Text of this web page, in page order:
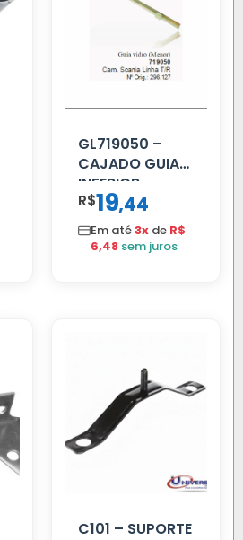
GL719050 –
CAJADO GUIA
INFERIOR
SCANIA T/R
112/113 MENOR
R$19,44
Em até3x de R$
6,48 sem juros
C101 – SUPORTE